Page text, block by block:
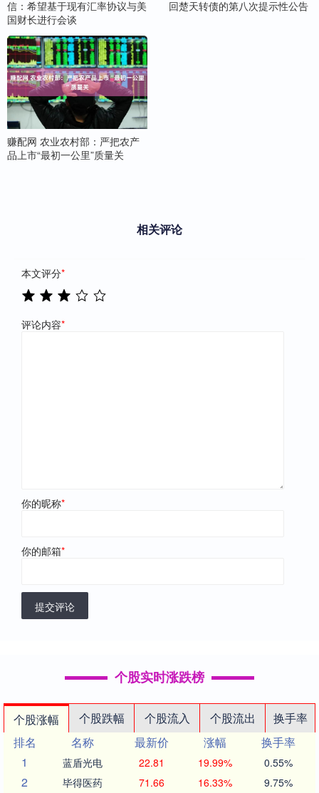
信：希望基于现有汇率协议与美
国财长进行会谈
回楚天转债的第八次提示性公告
赚配网 农业农村部：严把农产
品上市“最初一公里”质量关
相关评论
本文评分*
评论内容*
你的昵称*
你的邮箱*
提交评论
个股实时涨跌榜
个股涨幅 个股跌幅 个股流入 个股流出
换手率
排名
名称 最新价 涨幅
换手率
1
蓝盾光电 22.81 19.99% 0.55%
2 毕得医药 71.66 16.33% 9.75%